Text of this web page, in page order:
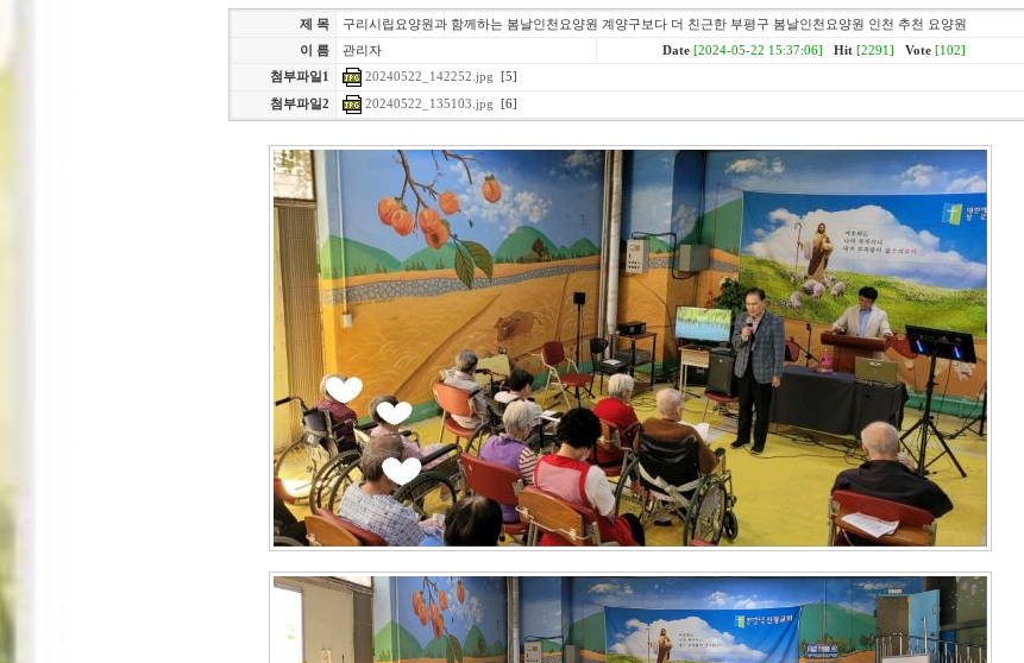
제 목
구리시립요양원과 함께하는 봄날인천요양원 계양구보다 더 친근한 부평구 봄날인천요양원 인천 추천 요양원
이 름
관리자 Date [2024-05-22 15:37:06] Hit [2291] Vote [102]
첨부파일1
20240522_142252.jpg [5]
첨부파일2
20240522_135103.jpg [6]